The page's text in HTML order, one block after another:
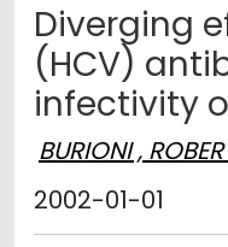
Diverging
(HCV)
infectivity
BURIONI ,
2002-01-01